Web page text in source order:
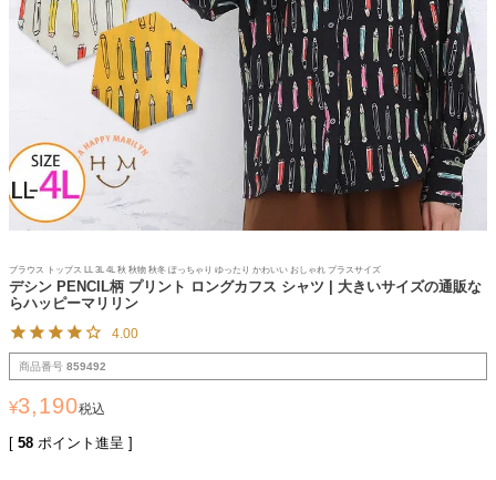
ブラウス トップス LL 3L 4L 秋 秋物 秋冬 ぽっちゃり ゆったり かわいい おしゃれ プラスサイズ
デシン PENCIL柄 プリント ロングカフス シャツ | 大きいサイズの通販な
らハッピーマリリン
4.00
商品番号 859492
¥3,190税込
[ 58 ポイント進呈 ]